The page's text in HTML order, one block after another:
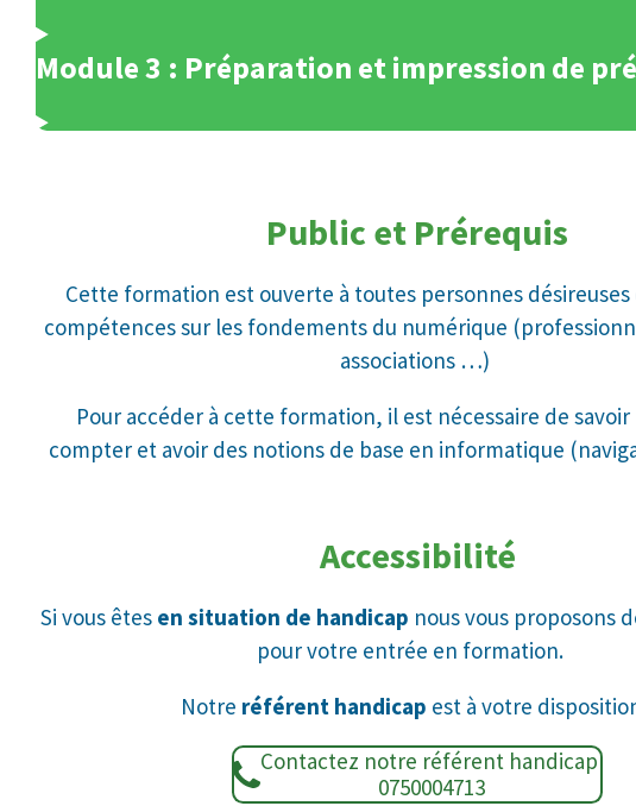
Module 3 : Préparation et impression de
Public et Prérequis
Cette formation est ouverte à toutes personnes
compétences sur les fondements du numérique
associations …)
Pour accéder à cette formation, il est nécessaire de
compter et avoir des notions de base en informatique
Accessibilité
Si vous êtes en situation de handicap nous vous proposons
pour votre entrée en formation.
Notre référent handicap est à votre
Contactez notre référent handicap
0750004713